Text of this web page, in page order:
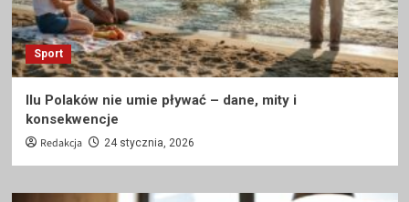
Sport
Ilu Polaków nie umie pływać – dane, mity i
konsekwencje
Redakcja 24 stycznia, 2026